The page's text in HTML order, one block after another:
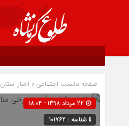
صفحه نخست اجتماعی » اخبار استان
شناسه : 101762